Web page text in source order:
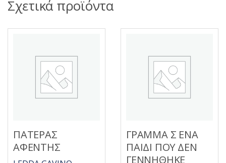
Σχετικά προϊόντα
ΠΑΤΕΡΑΣ
ΑΦΕΝΤΗΣ
ΓΡΑΜΜΑ Σ ΕΝΑ
ΠΑΙΔΙ ΠΟΥ ΔΕΝ
ΓΕΝΝΗΘΗΚΕ